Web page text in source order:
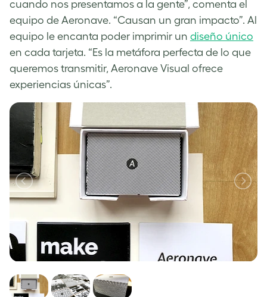
cuando nos presentamos a la gente”, comenta el
equipo de Aeronave. “Causan un gran impacto”. Al
equipo le encanta poder imprimir un diseño único
en cada tarjeta. “Es la metáfora perfecta de lo que
queremos transmitir, Aeronave Visual ofrece
experiencias únicas”.